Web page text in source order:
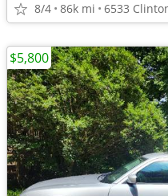
8/4 86k mi 6533
$5,800